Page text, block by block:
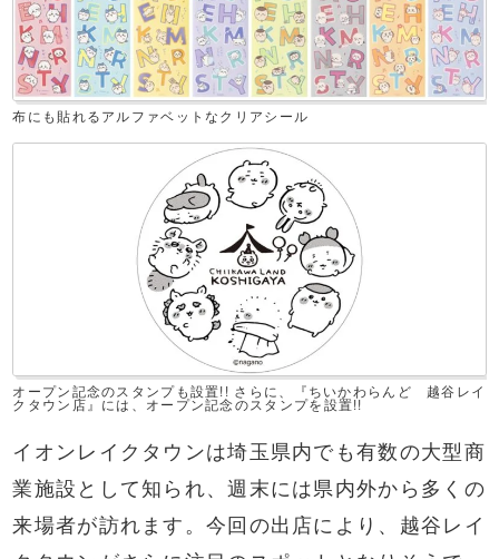
布にも貼れるアルファベットなクリアシール
オープン記念のスタンプも設置!! さらに、『ちいかわらんど 越谷レイ
クタウン店』には、オープン記念のスタンプを設置!!
イオンレイクタウンは埼玉県内でも有数の大型商
業施設として知られ、週末には県内外から多くの
来場者が訪れます。今回の出店により、越谷レイ